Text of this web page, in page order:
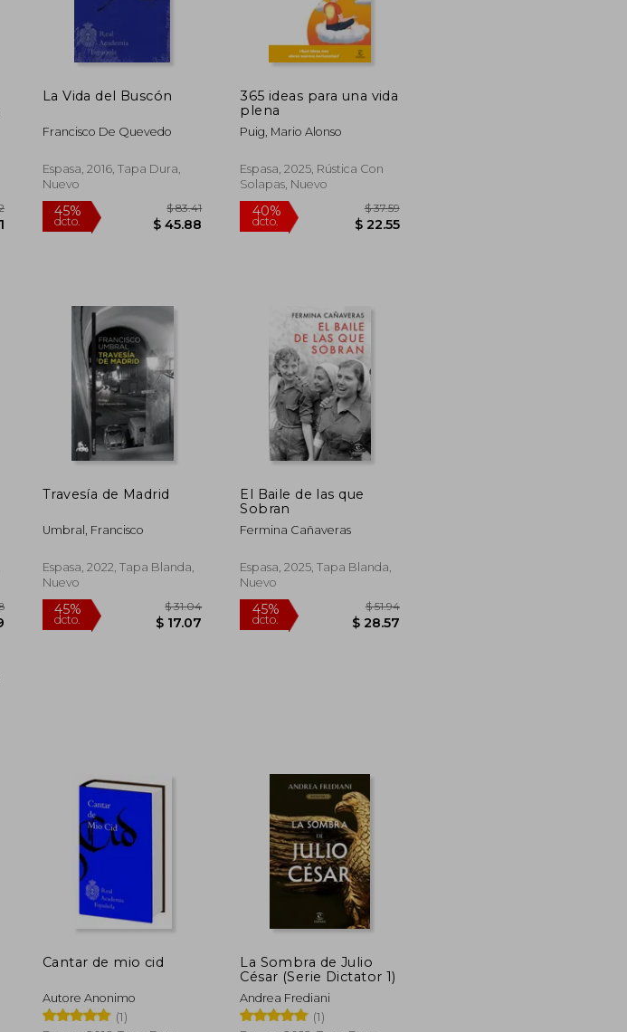
La Vida del Buscón
Francisco De Quevedo
Espasa, 2016, Tapa Dura,
Nuevo
45%
dcto. $ 45.88
365 ideas para una vida
plena
Puig, Mario Alonso
Espasa, 2025, Rústica Con
Solapas, Nuevo
40%
dcto.
Travesía de Madrid
Umbral, Francisco
Espasa, 2022, Tapa Blanda,
Nuevo
dcto. $ 17.07
El Baile de las que
Sobran
Fermina Cañaveras
Espasa, 2025, Tapa Blanda,
Nuevo
45%
dcto.
Cantar de mio cid
Autore Anonimo
(1)
La Sombra de Julio
César (Serie Dictator 1)
Andrea Frediani
(1)